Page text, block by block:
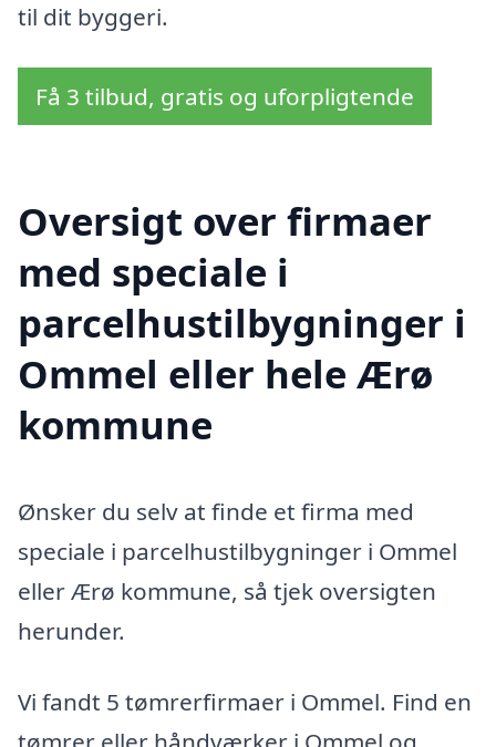
til dit byggeri.
Få 3 tilbud, gratis og uforpligtende
Oversigt over firmaer
med speciale i
parcelhustilbygninger i
Ommel eller hele Ærø
kommune
Ønsker du selv at finde et firma med
speciale i parcelhustilbygninger i Ommel
eller Ærø kommune, så tjek oversigten
herunder.
Vi fandt 5 tømrerfirmaer i Ommel. Find en